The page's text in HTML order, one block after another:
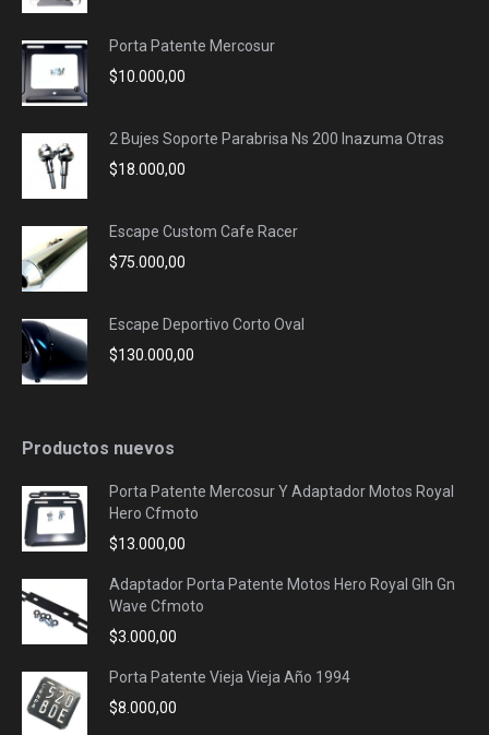
Porta Patente Mercosur
$10.000,00
2 Bujes Soporte Parabrisa Ns 200 Inazuma Otras
$18.000,00
Escape Custom Cafe Racer
$75.000,00
Escape Deportivo Corto Oval
$130.000,00
Productos nuevos
Porta Patente Mercosur Y Adaptador Motos Royal
Hero Cfmoto
$13.000,00
Adaptador Porta Patente Motos Hero Royal Glh Gn
Wave Cfmoto
$3.000,00
Porta Patente Vieja Vieja Año 1994
$8.000,00